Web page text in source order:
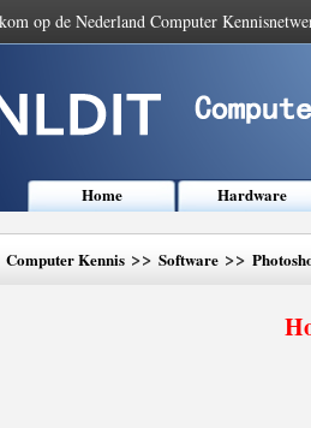
op de Nederland Computer
Home Hardware
Computer Kennis >> Software >>